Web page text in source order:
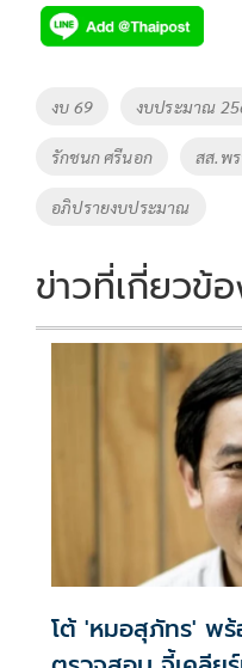
e
b
o
k
tt
er
p
y
Li
Tags
งบ 69 งบประมาณ
รักชนก ศรีนอก สส.พ
อภิปรายงบประมาณ
ข่าวที่เกี่ยวข้
โต้ 'หมอสุภัทร' พร้